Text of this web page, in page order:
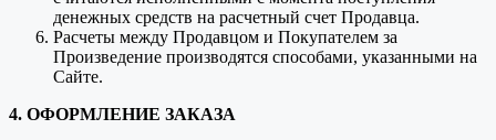
денежных средств на расчетный счет Продавца.
Расчеты между Продавцом и Покупателем за
Произведение производятся способами, указанными на
Сайте.
4. ОФОРМЛЕНИЕ ЗАКАЗА